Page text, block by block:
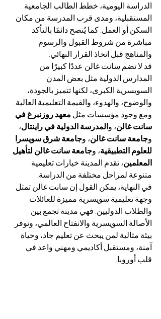
الدراسة اليومية، خطط الطالب الجامعية
المستقبلية، ومدى قرب المدرسة من مكان
السكن أو العمل. كما يُنصح دائمًا بالتأكد
مباشرة من شروط القبول والرسوم
والمناهج قبل اتخاذ القرار النهائي.
قد لا تضم سانت غالن عددًا كبيرًا من
المدارس الدولية مثل بعض المدن
السويسرية الكبرى، لكنها تتميز بالجودة،
والوضوح، والهدوء، والقيمة التعليمية العالية.
ومع وجود مؤسسات مثل معهد روزنبرغ في
سانت غالن، والمدرسة الدولية في راينتال،
وجامعة سانت غالن، وجامعة شرق سويسرا
للعلوم التطبيقية، وجامعة سانت غالن لتأهيل
المعلمين، تقدم المدينة خيارات تعليمية
متنوعة لمراحل مختلفة من الدراسة.
في النهاية، يمكن القول إن سانت غالن تمثل
وجهة تعليمية سويسرية مميزة للعائلات
والطلاب الدوليين. فهي مدينة تجمع بين
الأصالة السويسرية والانفتاح العالمي، وتوفر
بيئة مثالية لمن يبحث عن تعليم جاد، وحياة
آمنة، ومستقبل أكاديمي ومهني واعد في
قلب أوروبا.